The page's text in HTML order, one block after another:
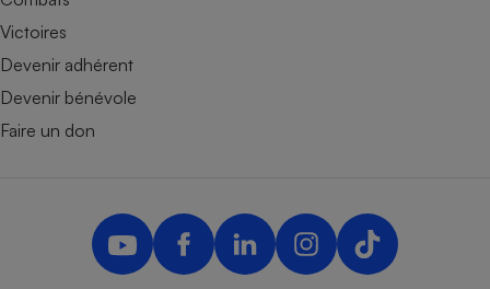
Victoires
Devenir adhérent
Devenir bénévole
Faire un don